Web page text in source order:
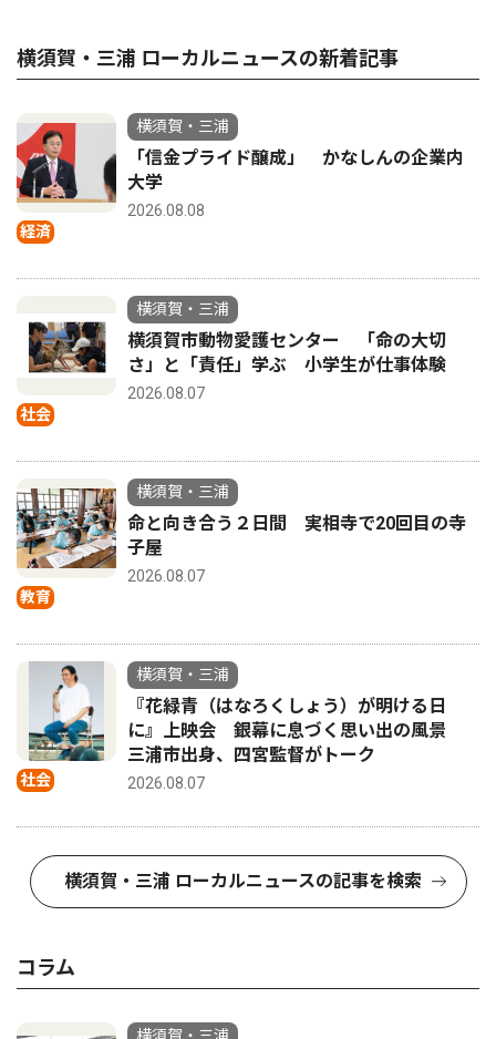
横須賀・三浦 ローカルニュースの新着記事
経済
横須賀・三浦
「信金プライド醸成」 かなしんの企業内
大学
2026.08.08
社会
横須賀・三浦
横須賀市動物愛護センター 「命の大切
さ」と「責任」学ぶ 小学生が仕事体験
2026.08.07
教育
横須賀・三浦
命と向き合う２日間 実相寺で20回目の寺
子屋
2026.08.07
社会
横須賀・三浦
『花緑青（はなろくしょう）が明ける日
に』上映会 銀幕に息づく思い出の風景
三浦市出身、四宮監督がトーク
2026.08.07
横須賀・三浦 ローカルニュースの記事を検索
コラム